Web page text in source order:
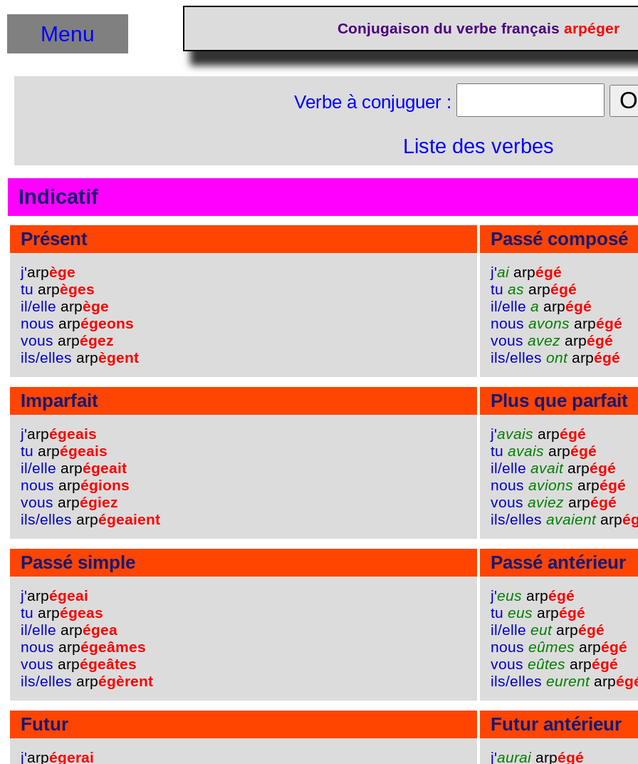
Conjugaison du verbe français arpéger
Menu
Verbe à conjuguer :
Liste des verbes
Indicatif
Présent
j'arpège
tu arpèges
il/elle arpège
nous arpégeons
vous arpégez
ils/elles arpègent
Passé composé
j'ai arpégé
tu as arpégé
il/elle a arpégé
nous avons arpégé
vous avez arpégé
ils/elles ontarpégé
Imparfait
j'arpégeais
tu arpégeais
il/elle arpégeait
nous arpégions
vous arpégiez
ils/elles arpégeaient
Plus que parfait
j'avais arpégé
tu avais arpégé
il/elle avaitarpégé
nous avions arpégé
vous aviez arpégé
ils/elles avaientarp
Passé simple
j'arpégeai
tu arpégeas
il/elle arpégea
nous arpégeâmes
vous arpégeâtes
ils/elles arpégèrent
Passé antérieur
j'eus arpégé
tu eus arpégé
il/elle eutarpégé
nous eûmes arpégé
vous eûtes arpégé
ils/elles eurentarp
Futur
j'arpégerai
Futur antérieur
j'aurai arpégé